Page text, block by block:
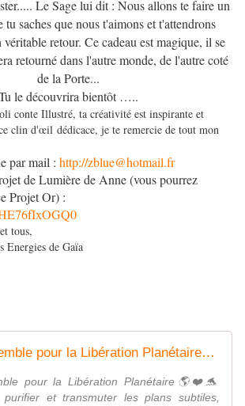
Le Sage lui dit : Nous allons te faire un
tu saches que nous t'aimons et t'attendrons
retour. Ce cadeau est magique, il se
retourné dans l'autre monde, de l'autre coté
de la Porte...
le découvrira bientôt …..
conte Illustré, ta créativité est inspirante et
clin d'œil dédicace, je te remercie de tout mon
par mail : http://zblue@hotmail.fr
de Lumière de Anne (vous pourrez
Projet Or) :
tous,
Energies de Gaïa
Méditons Ensemble pour la Libération Planétaire🌎❤️🐬
pour la Libération Planétaire🌎❤️🐬
et transmuter les plans subtiles,